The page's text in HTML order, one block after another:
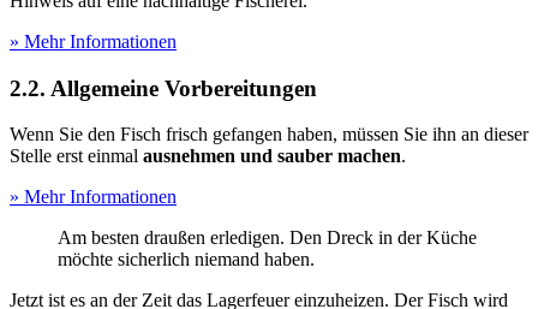
» Mehr Informationen
2.2. Allgemeine Vorbereitungen
Wenn Sie den Fisch frisch gefangen haben, müssen Sie ihn an dieser
Stelle erst einmal ausnehmen und sauber machen.
» Mehr Informationen
Am besten draußen erledigen. Den Dreck in der Küche
möchte sicherlich niemand haben.
Jetzt ist es an der Zeit das Lagerfeuer einzuheizen. Der Fisch wird